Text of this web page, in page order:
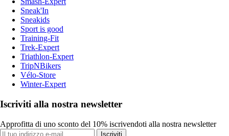
Sneak'In
Sneakids
Sport is good
Training-Fit
Trek-Expert
Triathlon-Expert
TripNBikers
Vélo-Store
Winter-Expert
Iscriviti alla nostra newsletter
Approfitta di uno sconto del 10% iscrivendoti alla nostra newsletter
Iscriviti